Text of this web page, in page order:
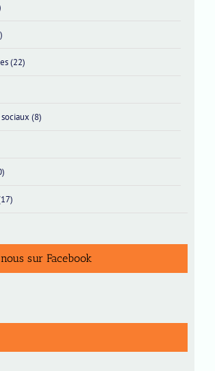
(22)
(8)
sur Facebook